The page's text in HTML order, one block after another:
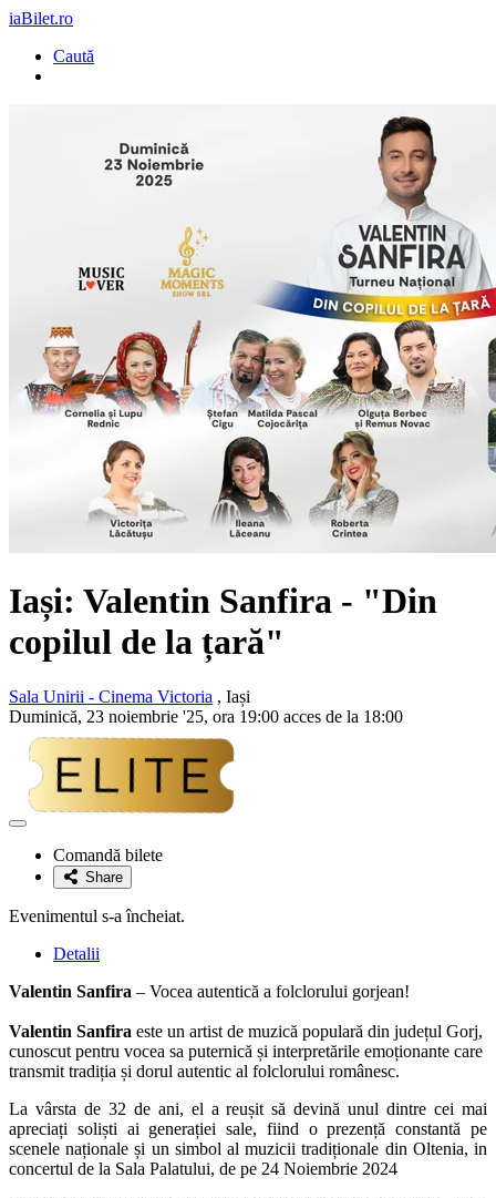
iaBilet.ro
Caută
Iași: Valentin Sanfira - "Din
copilul de la țară"
Sala Unirii - Cinema Victoria , Iași
Duminică, 23 noiembrie '25, ora 19:00 acces de la 18:00
Adaugă
favoriteComandă bilete
Share
Evenimentul s-a încheiat.
Detalii
Valentin Sanfira – Vocea autentică a folclorului gorjean!
Valentin Sanfira este un artist de muzică populară din județul Gorj,
cunoscut pentru vocea sa puternică și interpretările emoționante care
transmit tradiția și dorul autentic al folclorului românesc.
La vârsta de 32 de ani, el a reușit să devină unul dintre cei mai
apreciați soliști ai generației sale, fiind o prezență constantă pe
scenele naționale și un simbol al muzicii tradiționale din Oltenia, in
concertul de la Sala Palatului, de pe 24 Noiembrie 2024